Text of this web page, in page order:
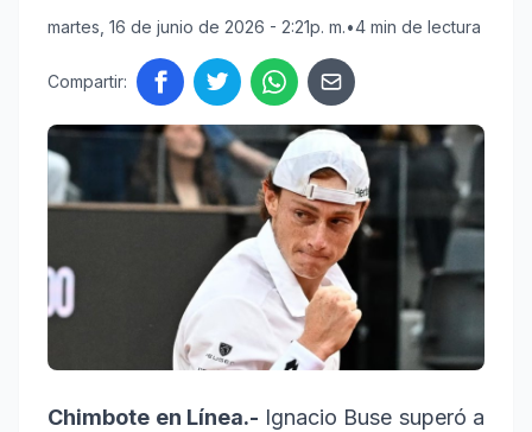
martes, 16 de junio de 2026 - 2:21p. m.•4 min de lectura
Compartir:
Chimbote en Línea.- Ignacio Buse superó a